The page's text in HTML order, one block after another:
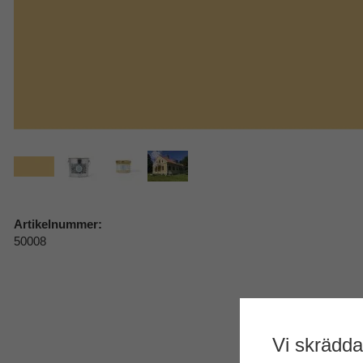
Artikelnummer:
50008
Vi